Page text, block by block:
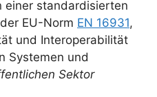
einer standardisierten
EU-Norm EN 16931,
und Interoperabilität
Systemen und
Sektor